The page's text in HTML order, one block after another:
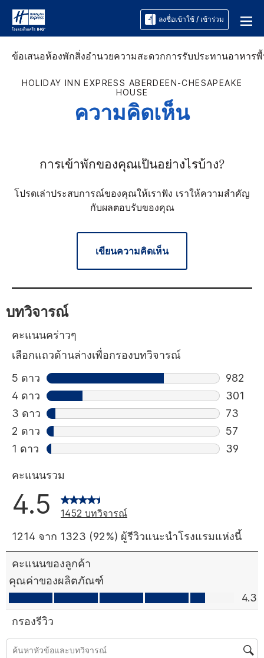
ลงชื่อเข้าใช้ / เข้าร่วม
ข้อเสนอห้องพักสิ่งอำนวยความสะดวกการรับประทานอาหาร
HOLIDAY INN EXPRESS ABERDEEN-CHESAPEAKE
HOUSE
ความคิดเห็น
การเข้าพักของคุณเป็นอย่างไรบ้าง?
โปรดเล่าประสบการณ์ของคุณให้เราฟัง เราให้ความสำคัญ
กับผลตอบรับของคุณ
เขียนความคิดเห็น